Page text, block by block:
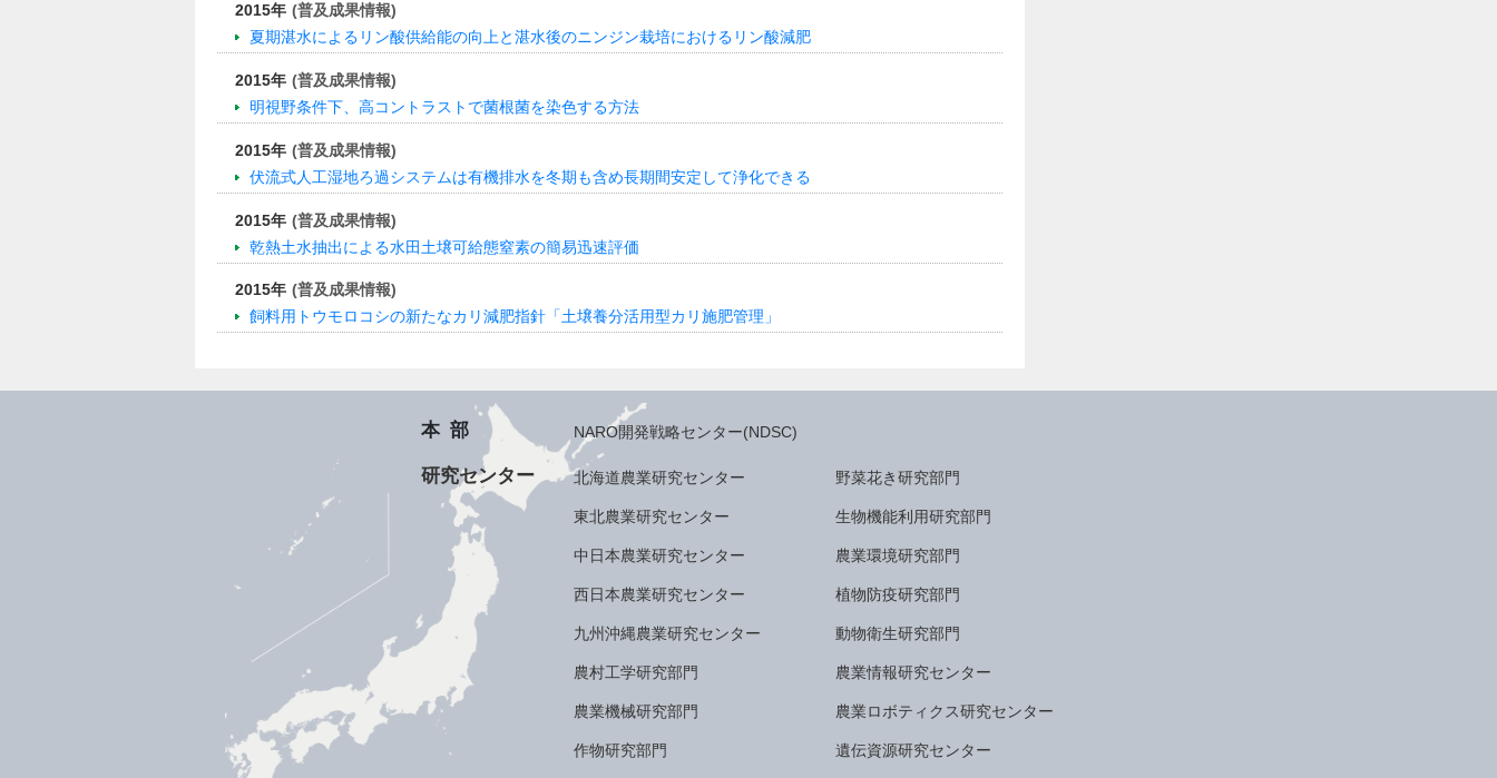
2015年 (普及成果情報)
夏期湛水によるリン酸供給能の向上と湛水後のニンジン栽培におけるリン酸減肥
2015年 (普及成果情報)
明視野条件下、高コントラストで菌根菌を染色する方法
2015年 (普及成果情報)
伏流式人工湿地ろ過システムは有機排水を冬期も含め長期間安定して浄化できる
2015年 (普及成果情報)
乾熱土水抽出による水田土壌可給態窒素の簡易迅速評価
2015年 (普及成果情報)
飼料用トウモロコシの新たなカリ減肥指針「土壌養分活用型カリ施肥管理」
本部 NARO開発戦略センター(NDSC)
研究センター 北海道農業研究センター
東北農業研究センター
中日本農業研究センター
西日本農業研究センター
九州沖縄農業研究センター
農村工学研究部門
農業機械研究部門
作物研究部門
野菜花き研究部門
生物機能利用研究部門
農業環境研究部門
植物防疫研究部門
動物衛生研究部門
農業情報研究センター
農業ロボティクス研究センター
遺伝資源研究センター